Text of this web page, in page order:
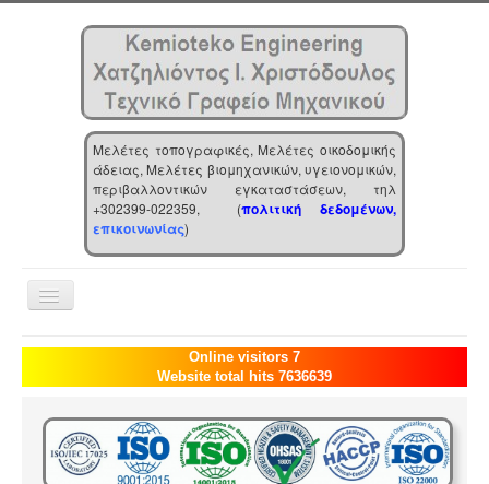
Μελέτες τοπογραφικές, Μελέτες οικοδομικής
άδειας, Μελέτες βιομηχανικών, υγειονομικών,
περιβαλλοντικών εγκαταστάσεων, τηλ
+302399-022359, (πολιτική δεδομένων,
επικοινωνίας)
Toggle
Navigation
Αρχική
Επιχείρηση
Υπηρεσίες
Τα νέα μας
Online visitors 7
Website total hits 7636639